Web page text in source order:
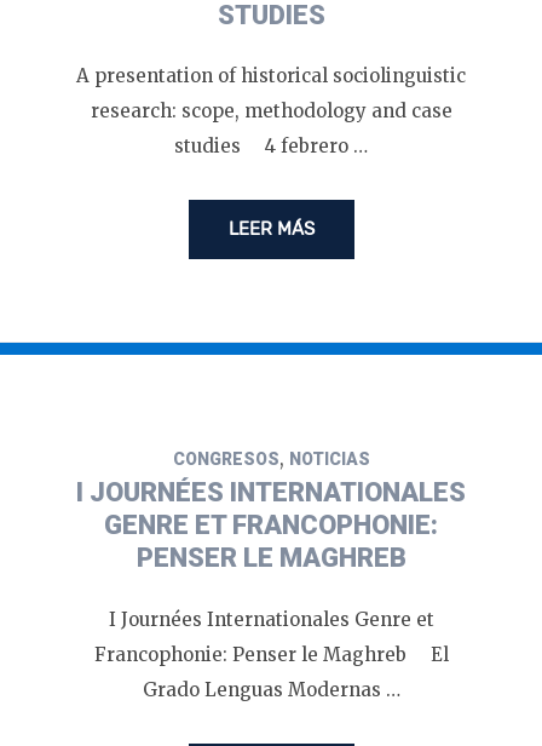
STUDIES
A presentation of historical sociolinguistic
research: scope, methodology and case
studies 4 febrero …
LEER MÁS
CONGRESOS, NOTICIAS
I JOURNÉES INTERNATIONALES
GENRE ET FRANCOPHONIE:
PENSER LE MAGHREB
I Journées Internationales Genre et
Francophonie: Penser le Maghreb El
Grado Lenguas Modernas …